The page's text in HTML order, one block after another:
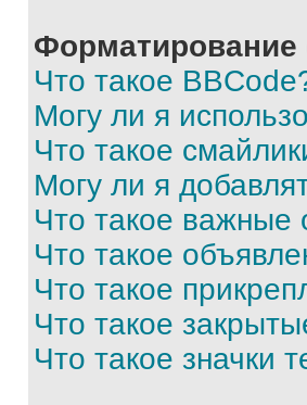
Что такое
Могу ли я
Что такое
Могу ли я
Что такое важные
Что такое
Что такое
Что такое
Что такое значки